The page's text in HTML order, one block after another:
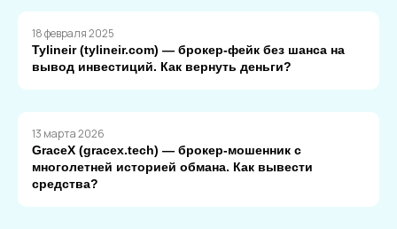
18 февраля 2025
Tylineir (tylineir.com) — брокер-фейк без шанса на
вывод инвестиций. Как вернуть деньги?
13 марта 2026
GraceX (gracex.tech) — брокер-мошенник с
многолетней историей обмана. Как вывести
средства?